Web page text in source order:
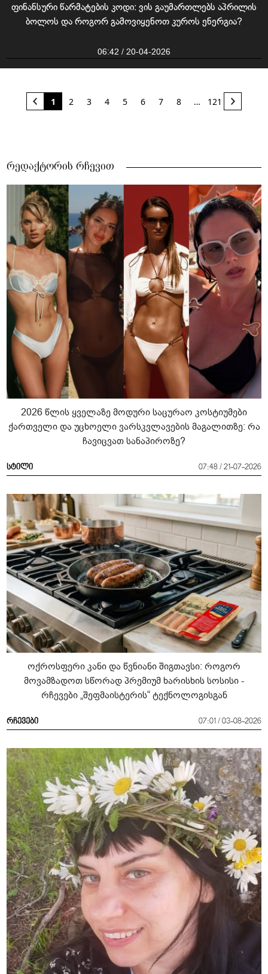
ფინანსური წარმატების კოდი: ვის გაუმართლებს აპრილის
ბოლოს და როგორ გამოვიყენოთ კუროს ენერგია?
06:42 / 20-04-2026
1 2 3 4 5 6 7 8 … 121
რედაქტორის რჩევით
2026 წლის ყველაზე მოდური საცურაო კოსტიუმები
ქართველი და უცხოელი ვარსკვლავების მაგალითზე: რა
ჩავიცვათ სანაპიროზე?
სტილი 07:48 / 21-07-2026
ოქროსფერი კანი და წვნიანი შიგთავსი: როგორ
მოვამზადოთ სწორად პრემიუმ ხარისხის სოსისი -
რჩევები „შეფმაისტერის“ ტექნოლოგისგან
რჩევები 07:01 / 03-08-2026